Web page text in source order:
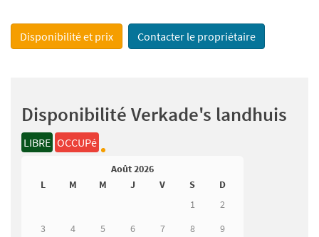
Disponibilité et prix Contacter le propriétaire
Disponibilité Verkade's landhuis
LIBRE OCCUPé
Août 2026
L
M M J V S
D
1
2
3
4 5 6 7 8
9